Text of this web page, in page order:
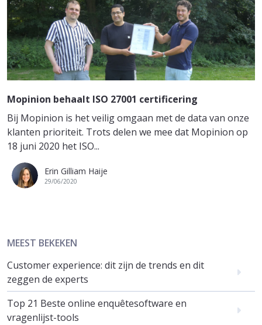
Mopinion behaalt ISO 27001 certificering
Bij Mopinion is het veilig omgaan met de data van onze
klanten prioriteit. Trots delen we mee dat Mopinion op
18 juni 2020 het ISO...
Erin Gilliam Haije
29/06/2020
MEEST BEKEKEN
Customer experience: dit zijn de trends en dit
zeggen de experts
Top 21 Beste online enquêtesoftware en
vragenlijst-tools